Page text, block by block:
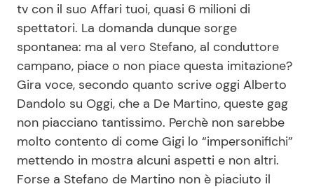
Privacy Policy
tv con il suo Affari tuoi, quasi 6 milioni di
spettatori. La domanda dunque sorge
spontanea: ma al vero Stefano, al conduttore
campano, piace o non piace questa imitazione?
Gira voce, secondo quanto scrive oggi Alberto
Dandolo su Oggi, che a De Martino, queste gag
non piacciano tantissimo. Perchè non sarebbe
molto contento di come Gigi lo “impersonifichi”
mettendo in mostra alcuni aspetti e non altri.
Forse a Stefano de Martino non è piaciuto il